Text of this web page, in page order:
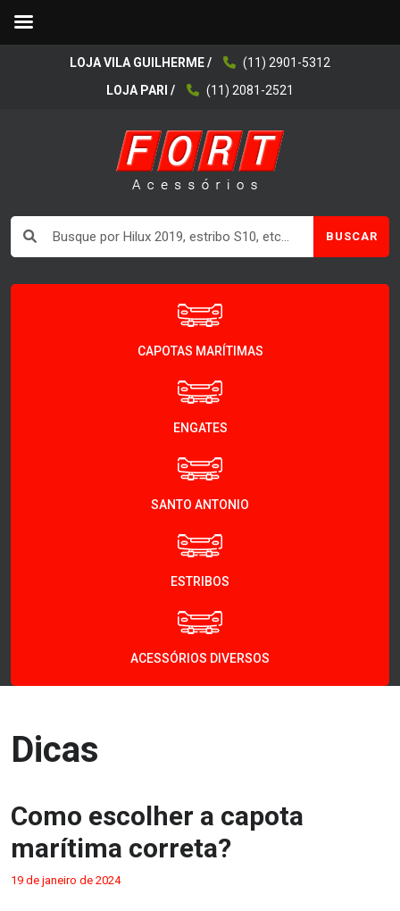
LOJA VILA GUILHERME /
(11) 2901-5312
LOJA PARI /
(11) 2081-2521
BUSCAR
CAPOTAS MARÍTIMAS
ENGATES
SANTO ANTONIO
ESTRIBOS
ACESSÓRIOS DIVERSOS
Dicas
Como escolher a capota
marítima correta?
19 de janeiro de 2024